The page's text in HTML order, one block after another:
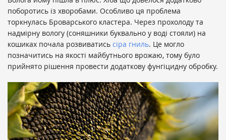
поборотись із хворобами. Особливо ця проблема
торкнулась Броварського кластера. Через прохолоду та
надмірну вологу (соняшники буквально у воді стояли) на
кошиках почала розвиватись сіра гниль. Це могло
позначитись на якості майбутнього врожаю, тому було
прийнято рішення провести додаткову фунгіцидну обробку.